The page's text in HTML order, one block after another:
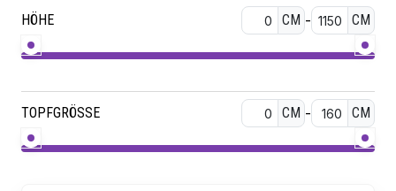
HÖHE CM - CM
TOPFGRÖSSE CM - CM